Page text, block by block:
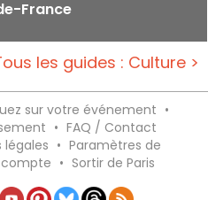
France
les guides : Culture >
sur votre événement •
• FAQ / Contact
légales • Paramètres de
• Sortir de Paris